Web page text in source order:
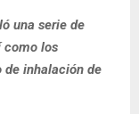
una serie de
como los
de inhalación de